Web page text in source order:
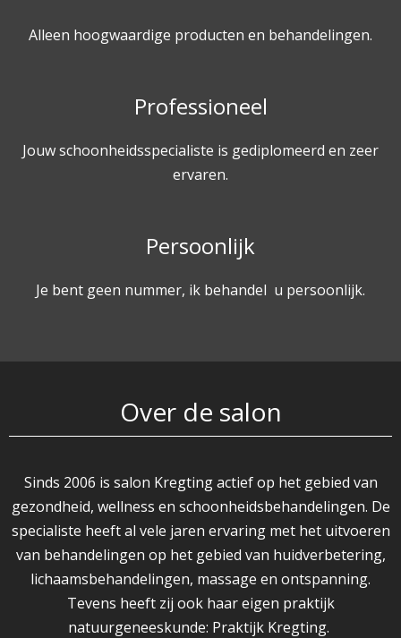
Alleen hoogwaardige producten en behandelingen.
Professioneel
Jouw schoonheidsspecialiste is gediplomeerd en zeer
ervaren.
Persoonlijk
Je bent geen nummer, ik behandel u persoonlijk.
Over de salon
Sinds 2006 is salon Kregting actief op het gebied van
gezondheid, wellness en schoonheidsbehandelingen. De
specialiste heeft al vele jaren ervaring met het uitvoeren
van behandelingen op het gebied van huidverbetering,
lichaamsbehandelingen, massage en ontspanning.
Tevens heeft zij ook haar eigen praktijk
natuurgeneeskunde: Praktijk Kregting.